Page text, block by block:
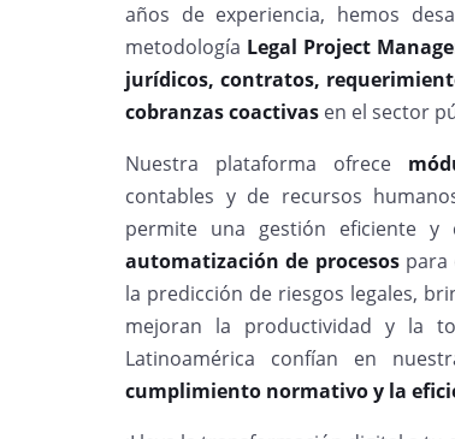
años de experiencia, hemos
metodología Legal Project
jurídicos, contratos,
cobranzas coactivas en el sector
Nuestra plataforma ofrece
contables y de recursos
permite una gestión eficiente y
automatización de procesospara
la predicción de riesgos legales,
mejoran la productividad y la
Latinoamérica confían en
cumplimiento normativo y la